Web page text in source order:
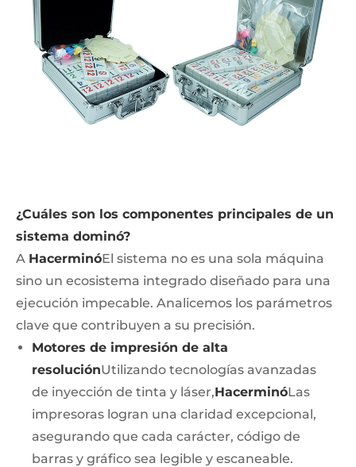
¿Cuáles son los componentes principales de un
sistema dominó?
A HacerminóEl sistema no es una sola máquina
sino un ecosistema integrado diseñado para una
ejecución impecable. Analicemos los parámetros
clave que contribuyen a su precisión.
Motores de impresión de alta
resoluciónUtilizando tecnologías avanzadas
de inyección de tinta y láser,HacerminóLas
impresoras logran una claridad excepcional,
asegurando que cada carácter, código de
barras y gráfico sea legible y escaneable.